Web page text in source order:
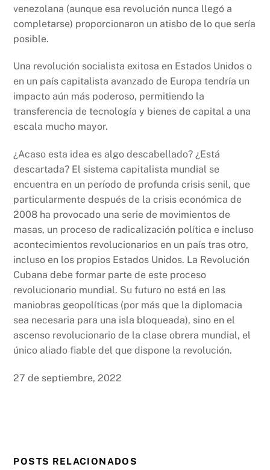
venezolana (aunque esa revolución nunca llegó a
completarse) proporcionaron un atisbo de lo que sería
posible.
Una revolución socialista exitosa en Estados Unidos o
en un país capitalista avanzado de Europa tendría un
impacto aún más poderoso, permitiendo la
transferencia de tecnología y bienes de capital a una
escala mucho mayor.
¿Acaso esta idea es algo descabellado? ¿Está
descartada? El sistema capitalista mundial se
encuentra en un período de profunda crisis senil, que
particularmente después de la crisis económica de
2008 ha provocado una serie de movimientos de
masas, un proceso de radicalización política e incluso
acontecimientos revolucionarios en un país tras otro,
incluso en los propios Estados Unidos. La Revolución
Cubana debe formar parte de este proceso
revolucionario mundial. Su futuro no está en las
maniobras geopolíticas (por más que la diplomacia
sea necesaria para una isla bloqueada), sino en el
ascenso revolucionario de la clase obrera mundial, el
único aliado fiable del que dispone la revolución.
27 de septiembre, 2022
POSTS RELACIONADOS